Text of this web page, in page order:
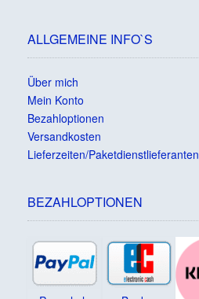
ALLGEMEINE INFO`S
Über mich
Mein Konto
Bezahloptionen
Versandkosten
Lieferzeiten/Paketdienstlieferanten
BEZAHLOPTIONEN